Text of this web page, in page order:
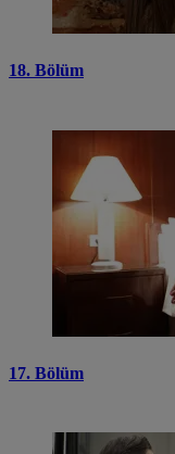
18. Bölüm
17. Bölüm